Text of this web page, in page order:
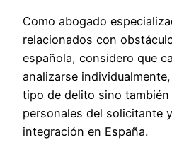
Como abogado
relacionados con
española, considero que
analizarse
tipo de delito sino
personales del solicitante
integración en España.